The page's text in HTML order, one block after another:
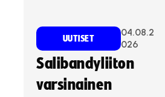
UUTISET
04.08.2
026
Salibandyliiton
varsinainen